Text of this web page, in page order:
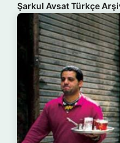
Şarkul Avsat Türkçe